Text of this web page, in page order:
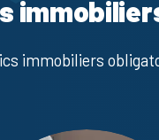
immobiliers